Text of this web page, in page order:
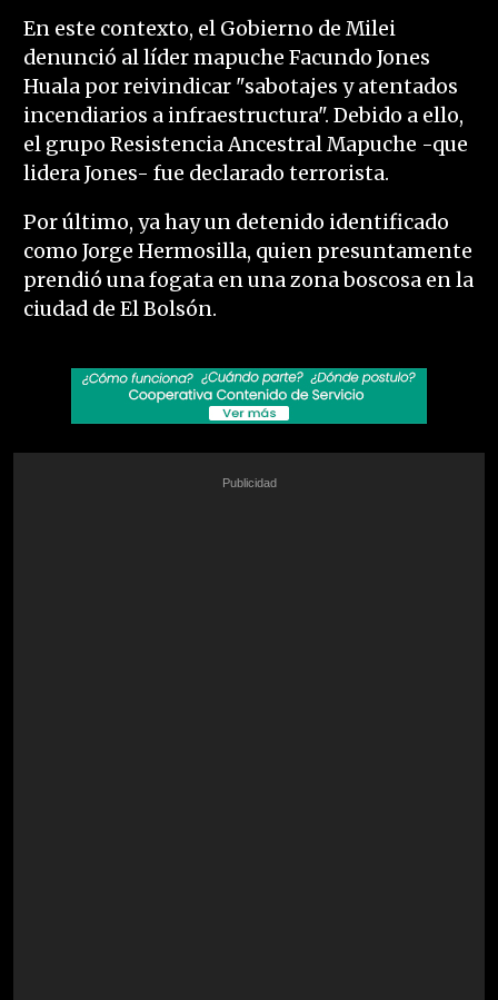
En este contexto, el Gobierno de Milei
denunció al líder mapuche Facundo Jones
Huala por reivindicar "sabotajes y atentados
incendiarios a infraestructura". Debido a ello,
el grupo Resistencia Ancestral Mapuche -que
lidera Jones- fue declarado terrorista.
Por último, ya hay un detenido identificado
como Jorge Hermosilla, quien presuntamente
prendió una fogata en una zona boscosa en la
ciudad de El Bolsón.